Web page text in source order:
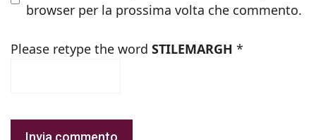
browser per la prossima volta che commento.
Please retype the word STILEMARGH *